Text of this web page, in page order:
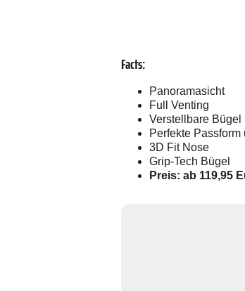
Facts:
Panoramasicht
Full Venting
Verstellbare Bügel
Perfekte
3D Fit Nose
Grip-Tech Bügel
Preis: ab 119,95